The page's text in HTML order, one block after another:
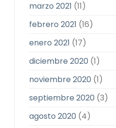
marzo 2021 (11)
febrero 2021 (16)
enero 2021 (17)
diciembre 2020 (1)
noviembre 2020 (1)
septiembre 2020 (3)
agosto 2020 (4)